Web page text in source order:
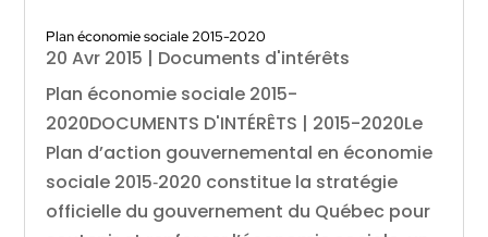
Plan économie sociale 2015-2020
20 Avr 2015 | Documents d'intérêts
Plan économie sociale 2015-
2020DOCUMENTS D'INTÉRÊTS | 2015-2020Le
Plan d’action gouvernemental en économie
sociale 2015‑2020 constitue la stratégie
officielle du gouvernement du Québec pour